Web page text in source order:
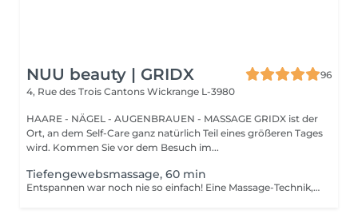
NUU beauty | GRIDX
96
4, Rue des Trois Cantons Wickrange L-3980
HAARE - NÄGEL - AUGENBRAUEN - MASSAGE GRIDX ist der
Ort, an dem Self-Care ganz natürlich Teil eines größeren Tages
wird. Kommen Sie vor dem Besuch im...
Tiefengewebsmassage, 60 min
Entspannen war noch nie so einfach! Eine Massage-Technik, die hauptsächlich zur Behandlung von muskuloskelettalen Problemen wie Verstauchungen und Sportverletzungen verwendet wird. Sie besteht darin, anhaltenden Druck mit langsamen, tiefen Streichbewegungen auf die inneren Schichten Ihrer Muskeln und Bindegewebe auszuüben. Dadurch wird Narbengewebe, das nach einer Verletzung entsteht, aufgebrochen und die Spannung in Muskeln und Gewebe reduziert. Vorteile einer Tiefengewebsmassage: - verbessert das Immunsystem des Körpers - hilft bei der Behandlung von Muskelschmerzen - verbessert Steifheit Wie wird eine Tiefengewebsmassage durchgeführt? - Kopf und Nacken werden massiert - Schultern und Rücken werden massiert - Hände und Arme werden massiert - Füße und Beine werden massiert - Bauch wird massiert Altersbeschränkungen: Es gibt keine Altersbeschränkungen für dieses Verfahren. Empfehlungen nach dem Verfahren: Treiben Sie 2-3 Stunden nach dem Eingriff keinen Sport und machen Sie keine scharfen Bewegungen. Häufigkeit: 1-2 Mal pro Woche, insgesamt 10 Mal. Wiederholen Sie dies alle 3-6 Monate.